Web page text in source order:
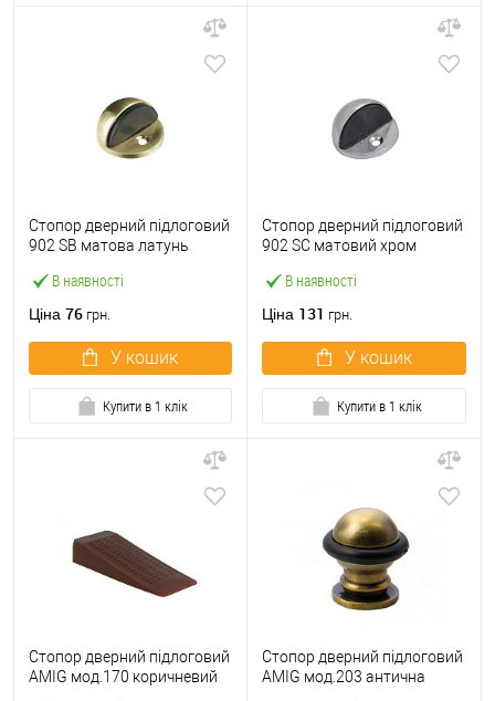
В наявності
Стопор дверний підлоговий
902 SB матова латунь
Ціна 76 грн.
У кошик
Купити в 1 клік
В наявності
Стопор дверний підлоговий
902 SC матовий хром
Ціна 131 грн.
У кошик
Купити в 1 клік
Стопор дверний підлоговий
AMIG мод.170 коричневий
Стопор дверний підлоговий
AMIG мод.203 антична